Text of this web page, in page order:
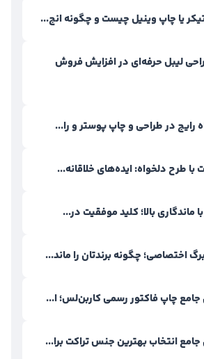
یا چاپ وینیل چیست و چگونه انج...
لیبل حرفه‌ای در افزایش فروش
با طرح دلخواه: ایده‌های خلاقانه...
ماندگاری بالا؛ کلید موفقیت در...
اختصاصی؛ چگونه برندتان را ماند...
جامع چاپ فاکتور رسمی کاربن‌لس؛ ا...
جامع انتخاب بهترین جنس تراکت برا...